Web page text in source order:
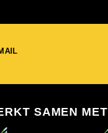
SAMEN MET